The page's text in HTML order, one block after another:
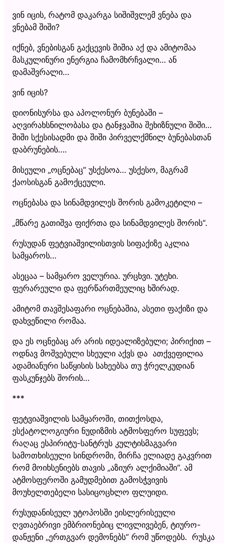
ვინ იცის, რატომ დაკარგა სიშიშვლემ ვნება და
ვნებამ შიში?
იქნებ, ვნებისგან გაქცევის შიშია აქ და ამიტომაა
მასკულინური ენერგია ჩამომხრჩვალი… ან
დამაშვრალი…
ვინ იცის?
დიონისურსა და აპოლონურ ბუნებაში –
აღვირახსნილობასა და ტანჯვაშია შეხიზნული შიში…
შიში სქესისადმი და შიში პირველქმნილ ბუნებასთან
დაბრუნების….
მისეული „ოცნებაც“ უსქესოა… უსქესო, მაგრამ
ქაოსისგან გამოქცეული.
ოცნებასა და სინამდვილეს შორის გამოკეტილი –
„მწარე გათიშვა ფიქრთა და სინამდვილეს შორის“.
რუსუდან ფეტვიაშვილისთვის სიფაქიზე აკლია
სამყაროს…
ასეცაა – სამყარო ველურია. ურცხვი. უტეხი.
ფერარეული და ფერწართმეულიც ხშირად.
ამიტომ თავშესაფარი ოცნებაშია, ასეთი ფაქიზი და
დახვეწილი რომაა.
და ეს ოცნებაც არ არის იდეალიზებული; პირიქით –
ოდნავ მოშვებული სხეული აქვს და ათქვეფილია
ადამიანური საწყისის სახეებსა თუ ჭრელკუდიან
ფასკუნჯებს შორის…
***
ფეტვიაშვილის სამყაროში, თითქოსდა,
ესქატოლოგიური ნუდიზმის ატმოსფერო სუფევს;
რაღაც ესპირიტუ-სანტრუს კულტისმაგვარი
სამოთხისეული სინდრომი, მირჩა ელიადე გაკვრით
რომ მოიხსენიებს თავის „აზიურ ალქიმიაში“. ამ
ატმოსფეროში გამუდმებით გამოსჭვივის
მოუხელთებელი სასიცოცხლო ფლუიდი.
რუსუდანისეულ უტოპოსში ეისლერისეული
ღვთაებრივი ემბრიონებიც ლივლივებენ, ტიურო-
დანჟენი „ერთგვარ დემონებს“ რომ უწოდებს. რუსკა